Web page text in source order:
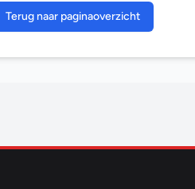
Terug naar paginaoverzicht